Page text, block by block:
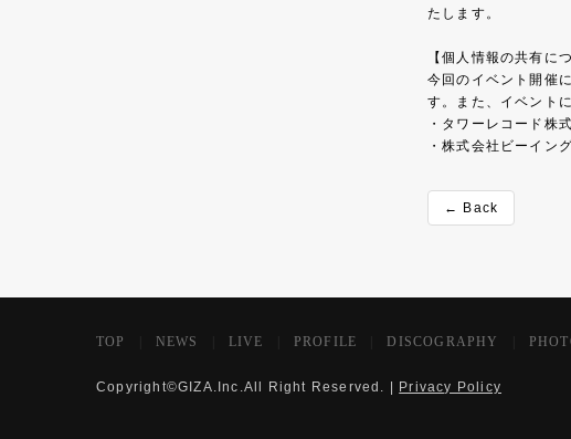
たします。
【個人情報の共有に
今回のイベント開催
す。また、イベント
・タワーレコード株
・株式会社ビーイング
← Back
TOP NEWS LIVE PROFILE DISCOGRAPHY
Copyright©GIZA.Inc.All Right Reserved. | Privacy Policy